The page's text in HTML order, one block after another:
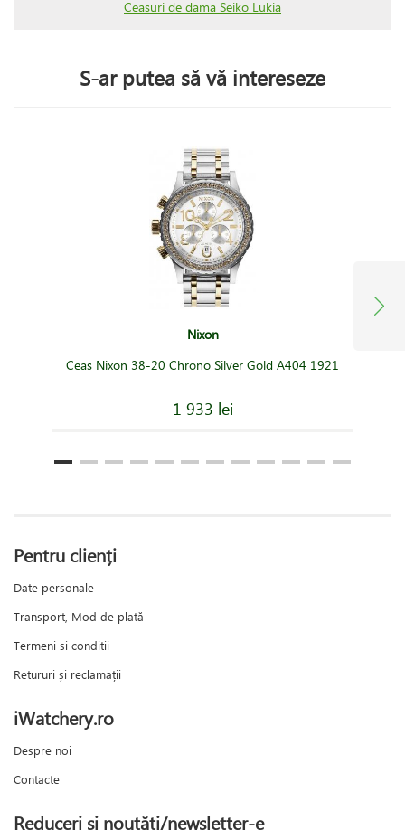
Ceasuri de dama Seiko Lukia
S-ar putea să vă intereseze
Nixon
Ceas Nixon 38-20 Chrono Silver Gold A404 1921
1 933 lei
Pentru clienți
Date personale
Transport, Mod de plată
Termeni si conditii
Retururi și reclamații
iWatchery.ro
Despre noi
Contacte
Reduceri și noutăți/newsletter-e